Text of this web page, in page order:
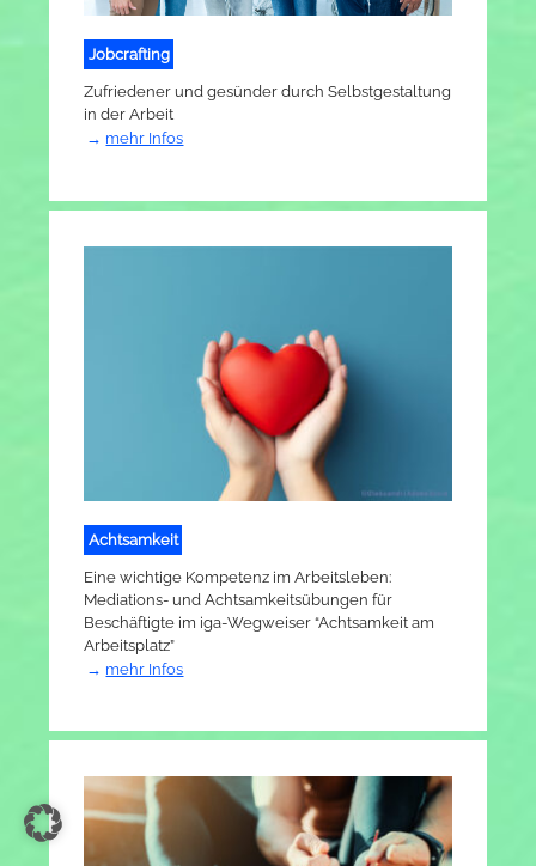
Jobcrafting
Zufriedener und gesünder durch Selbstgestaltung
in der Arbeit
mehr Infos
Achtsamkeit
Eine wichtige Kompetenz im Arbeitsleben:
Mediations- und Achtsamkeitsübungen für
Beschäftigte im iga-Wegweiser “Achtsamkeit am
Arbeitsplatz”
mehr Infos